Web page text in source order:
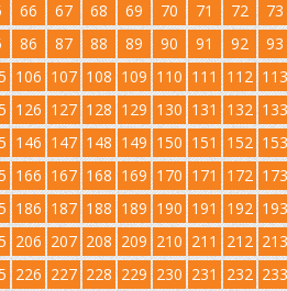
66 67 68 69 70 71 72
73
86 87 88 89 90 91 92
93
106 107 108 109 110 111 112 113
126 127 128 129 130 131 132 133
146 147 148 149 150 151 152 153
166 167 168 169 170 171 172 173
186 187 188 189 190 191 192 193
206 207 208 209 210 211 212 213
226 227 228 229 230 231 232 233